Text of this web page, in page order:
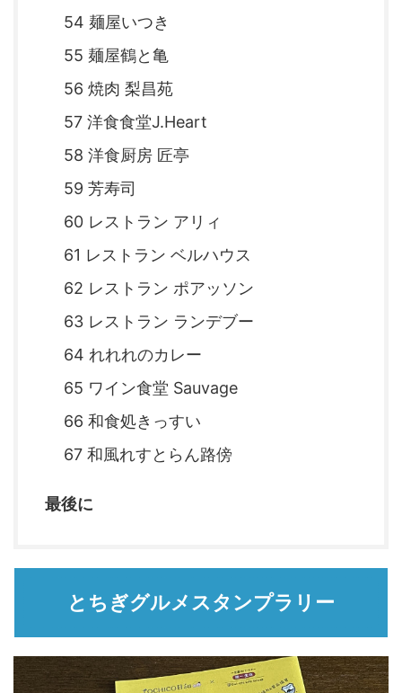
54 麺屋いつき
55 麺屋鶴と亀
56 焼肉 梨昌苑
57 洋食食堂J.Heart
58 洋食厨房 匠亭
59 芳寿司
60 レストラン アリィ
61 レストラン ベルハウス
62 レストラン ポアッソン
63 レストラン ランデブー
64 れれれのカレー
65 ワイン食堂 Sauvage
66 和食処きっすい
67 和風れすとらん路傍
最後に
とちぎグルメスタンプラリー